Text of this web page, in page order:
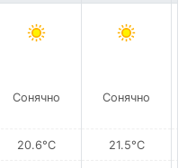
Сонячно
20.6°C
Сонячно
21.5°C